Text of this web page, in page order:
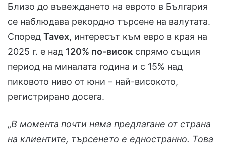
Близо до въвеждането на еврото в България
се наблюдава рекордно търсене на валутата.
Според Tavex, интересът към евро в края на
2025 г. е над 120% по-висок спрямо същия
период на миналата година и с 15% над
пиковото ниво от юни – най-високото,
регистрирано досега.
„В момента почти няма предлагане от страна
на клиентите, търсенето е едностранно. Това